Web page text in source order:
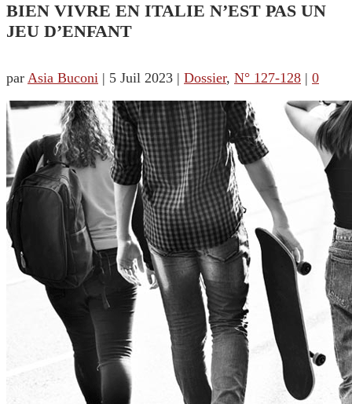
BIEN VIVRE EN ITALIE N’EST PAS UN
JEU D’ENFANT
par Asia Buconi | 5 Juil 2023 | Dossier, N° 127-128 | 0